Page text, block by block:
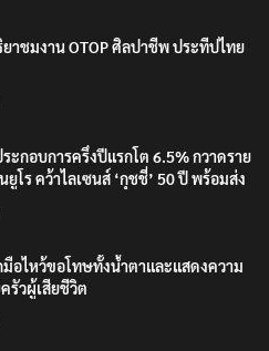
ยาชมงาน OTOP ศิลปาชีพ ประทีปไทย
ระกอบการครึ่งปีแรกโต 6.5% กวาดราย
กมือไหว้ขอโทษทั้งน้ำตาและแสดงความ